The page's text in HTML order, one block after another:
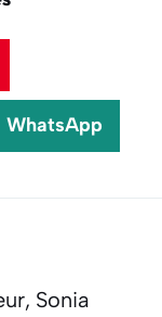
WhatsApp
Sonia